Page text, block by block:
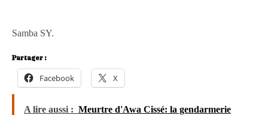
Samba SY.
Partager :
Facebook X
A lire aussi : Meurtre d'Awa Cissé: la gendarmerie